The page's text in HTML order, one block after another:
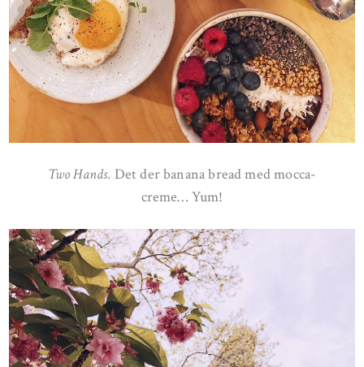
Two Hands. Det der banana bread med mocca-
creme… Yum!